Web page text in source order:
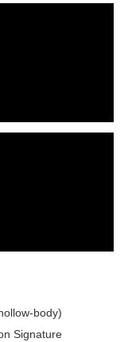
body)
Signature